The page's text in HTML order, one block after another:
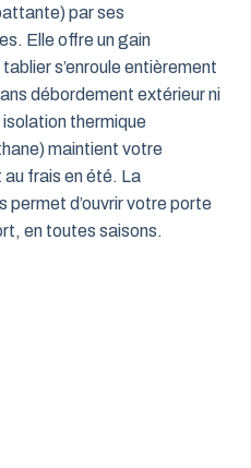
par ses
Elle offre un gain
s’enroule entièrement
débordement extérieur ni
thermique
maintient votre
au frais en été. La
d’ouvrir votre porte
en toutes saisons.